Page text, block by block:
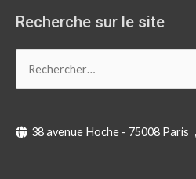
Recherche sur le site
38 avenue Hoche - 75008 Paris